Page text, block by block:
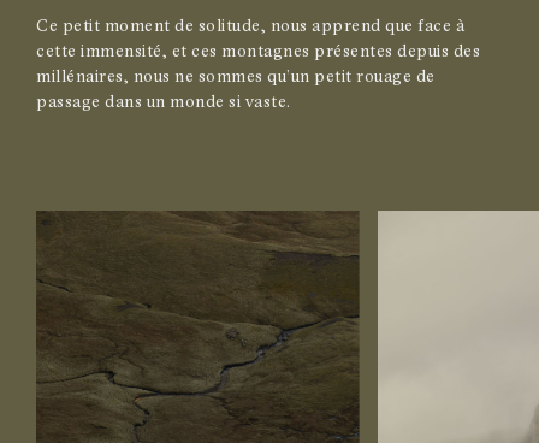
Ce petit moment de solitude, nous apprend que face à
cette immensité, et ces montagnes présentes depuis des
millénaires, nous ne sommes qu’un petit rouage de
passage dans un monde si vaste.